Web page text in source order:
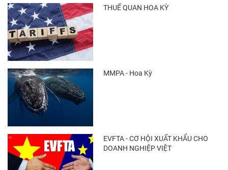
THUẾ QUAN HOA KỲ
MMPA - Hoa Kỳ
EVFTA - CƠ HỘI XUẤT KHẨU CHO
DOANH NGHIỆP VIỆT